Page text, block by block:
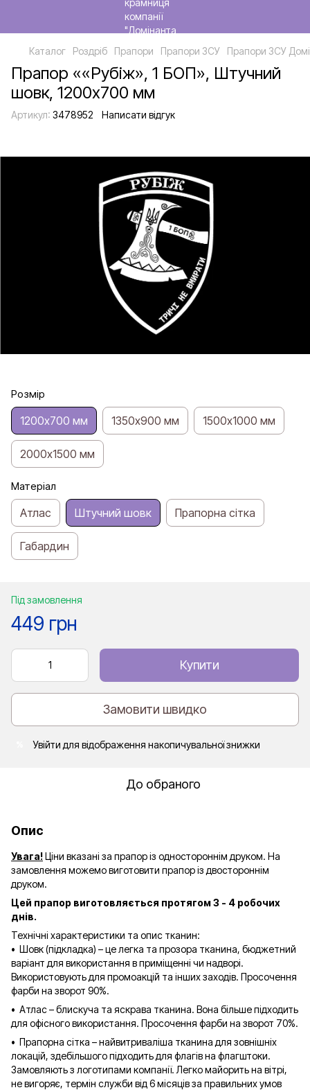
Каталог Роздріб Прапори Прапори ЗСУ Прапори ЗСУ
Прапор ««Рубіж», 1 БОП», Штучний
шовк, 1200х700 мм
Артикул: 3478952 Написати відгук
Розмір
1200х700 мм 1350х900 мм 1500х1000 мм
2000х1500 мм
Матеріал
Атлас Штучний шовк Прапорна сітка
Габардин
Під замовлення
449 грн
Купити
Замовити швидко
Увійти для відображення накопичувальної знижки
До обраного
Опис
Увага!Ціни вказані за прапор із одностороннім друком. На
замовлення можемо виготовити прапор із двостороннім
друком.
Цей прапор виготовляється протягом 3 - 4 робочих
днів.
Технічні характеристики та опис тканин:
• Шовк (підкладка) – це легка та прозора тканина, бюджетний
варіант для використання в приміщенні чи надворі.
Використовують для промоакцій та інших заходів. Просочення
фарби на зворот 90%.
• Атлас – блискуча та яскрава тканина. Вона більше підходить
для офісного використання. Просочення фарби на зворот 70%.
• Прапорна сітка – найвитриваліша тканина для зовнішніх
локацій, здебільшого підходить для флагів на флагштоки.
Замовляють з логотипами компанії. Легко майорить на вітрі,
не вигоряє, термін служби від 6 місяців за правильних умов